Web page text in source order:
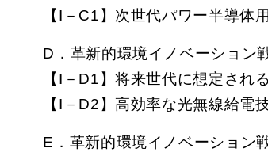
【I－C1】次世代パワー半導体
D．革新的環境イノベーション
【I－D1】将来世代に想定され
【I－D2】高効率な光無線給電
E．革新的環境イノベーション